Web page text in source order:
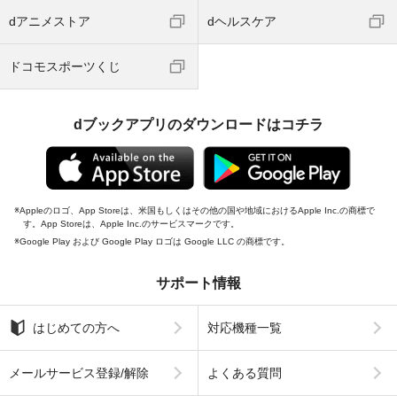
dアニメストア dヘルスケア
ドコモスポーツくじ
dブックアプリのダウンロードはコチラ
Appleのロゴ、App Storeは、米国もしくはその他の国や地域におけるApple Inc.の商標で
す。App Storeは、Apple Inc.のサービスマークです。
Google Play および Google Play ロゴは Google LLC の商標です。
サポート情報
はじめての方へ 対応機種一覧
メールサービス登録/解除 よくある質問